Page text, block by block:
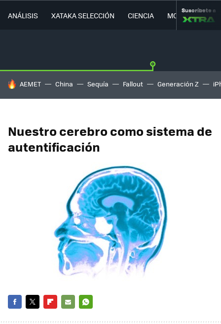
ANÁLISIS XATAKA SELECCIÓN CIENCIA MOVILIDAD
Suscríbete a
HOY SE HABLA DE
AEMET China Sequía Fallout Generación Z
Nuestro cerebro como sistema de
autentificación